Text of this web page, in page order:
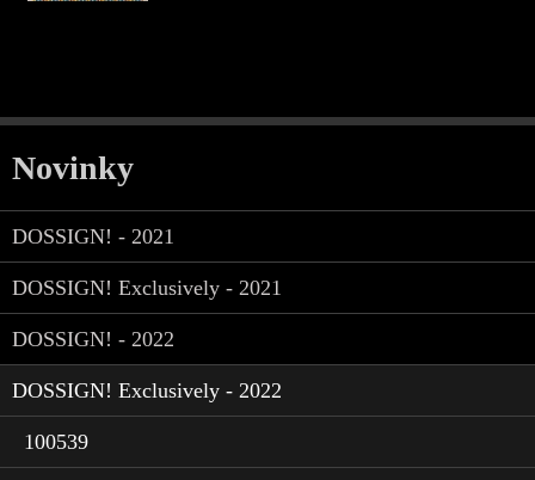
Novinky
DOSSIGN! - 2021
DOSSIGN! Exclusively - 2021
DOSSIGN! - 2022
DOSSIGN! Exclusively - 2022
100539